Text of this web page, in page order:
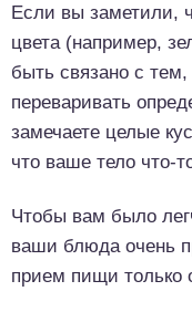
Если вы заметили,
цвета (например,
быть связано с
переваривать
замечаете целые
что ваше тело что-
Чтобы вам было
ваши блюда очень
прием пищи только